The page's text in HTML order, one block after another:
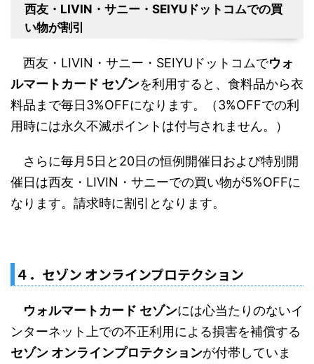
西友・LIVIN・サニー・SEIYUドットコムでの買
い物が割引
西友・LIVIN・サニー・SEIYUドットコムでウォ
ルマートカード セゾンを利用すると、食料品から衣
料品まで毎日3%OFFになります。（3%OFFでの利
用時には永久不滅ポイントは付与されません。）
さらに毎月5日と20日の恒例開催日および特別開
催日は西友・LIVIN・サニーでの買い物が5%OFFに
なります。請求時に割引となります。
４．セゾン オンラインプロテクション
ウォルマートカード セゾンには心当たりのないイ
ンターネット上での不正利用による損害を補償する
セゾン オンラインプロテクションが付帯していま